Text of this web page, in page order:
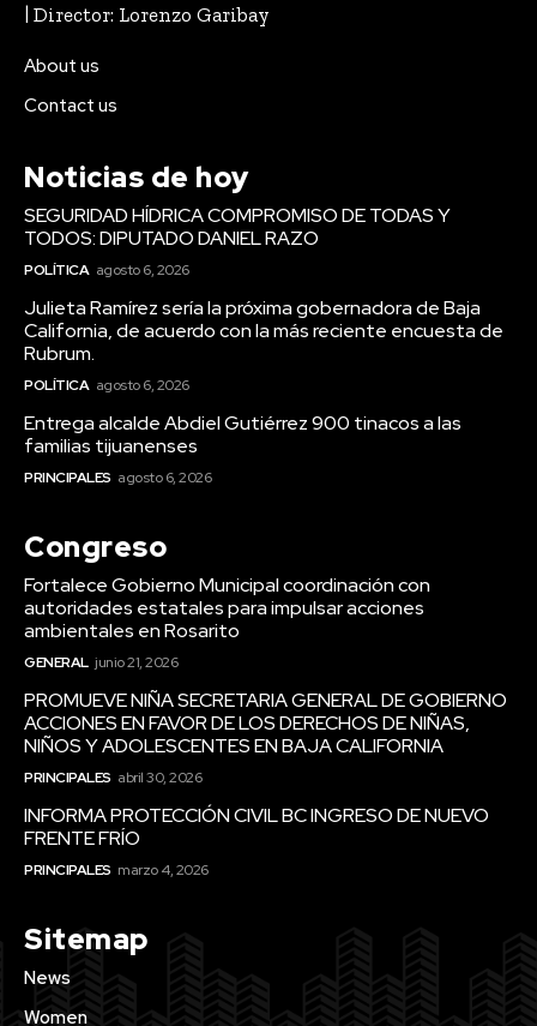
| Director: Lorenzo Garibay
About us
Contact us
Noticias de hoy
SEGURIDAD HÍDRICA COMPROMISO DE TODAS Y
TODOS: DIPUTADO DANIEL RAZO
POLÍTICA agosto 6, 2026
Julieta Ramírez sería la próxima gobernadora de Baja
California, de acuerdo con la más reciente encuesta de
Rubrum.
POLÍTICA agosto 6, 2026
Entrega alcalde Abdiel Gutiérrez 900 tinacos a las
familias tijuanenses
PRINCIPALES agosto 6, 2026
Congreso
Fortalece Gobierno Municipal coordinación con
autoridades estatales para impulsar acciones
ambientales en Rosarito
GENERAL junio 21, 2026
PROMUEVE NIÑA SECRETARIA GENERAL DE GOBIERNO
ACCIONES EN FAVOR DE LOS DERECHOS DE NIÑAS,
NIÑOS Y ADOLESCENTES EN BAJA CALIFORNIA
PRINCIPALES abril 30, 2026
INFORMA PROTECCIÓN CIVIL BC INGRESO DE NUEVO
FRENTE FRÍO
PRINCIPALES marzo 4, 2026
Sitemap
News
Women